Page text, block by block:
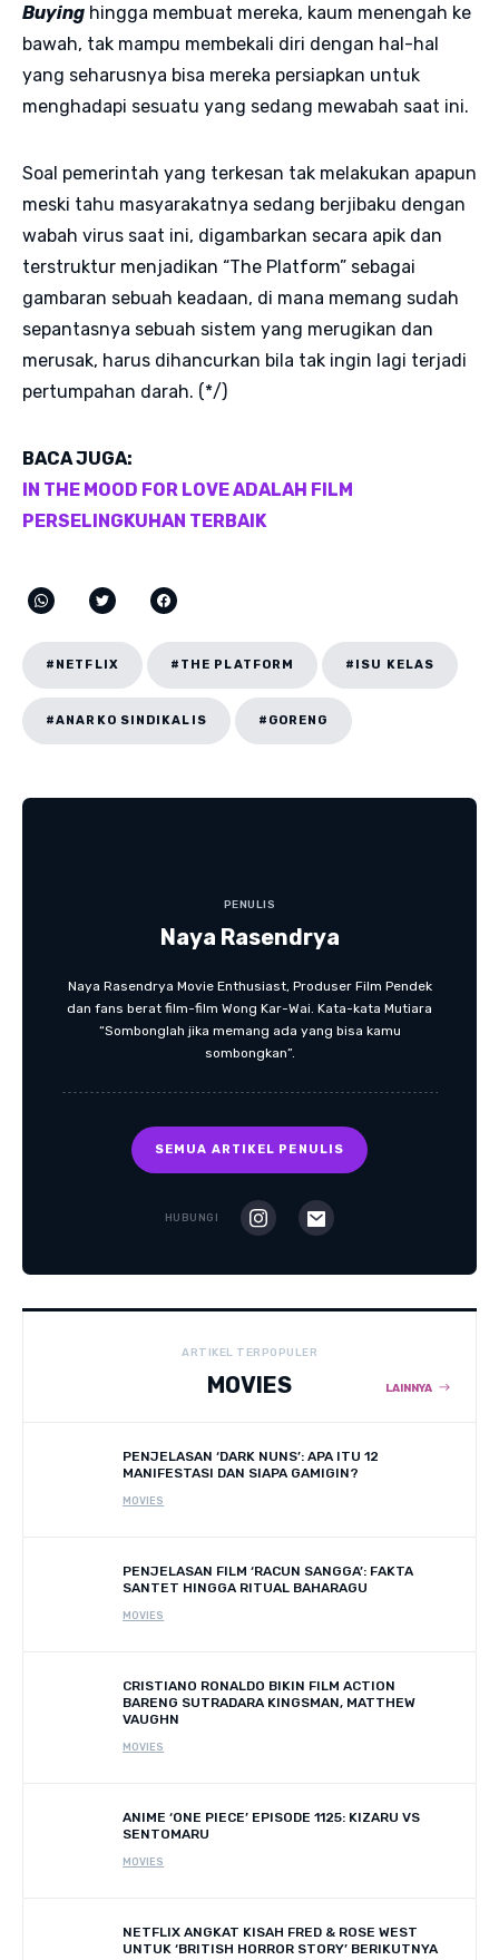
Buying hingga membuat mereka, kaum menengah ke
bawah, tak mampu membekali diri dengan hal-hal
yang seharusnya bisa mereka persiapkan untuk
menghadapi sesuatu yang sedang mewabah saat ini.
Soal pemerintah yang terkesan tak melakukan apapun
meski tahu masyarakatnya sedang berjibaku dengan
wabah virus saat ini, digambarkan secara apik dan
terstruktur menjadikan “The Platform” sebagai
gambaran sebuah keadaan, di mana memang sudah
sepantasnya sebuah sistem yang merugikan dan
merusak, harus dihancurkan bila tak ingin lagi terjadi
pertumpahan darah. (*/)
BACA JUGA:
IN THE MOOD FOR LOVE ADALAH FILM
PERSELINGKUHAN TERBAIK
#NETFLIX #THE PLATFORM #ISU KELAS
#ANARKO SINDIKALIS #GORENG
PENULIS
Naya Rasendrya
Naya Rasendrya Movie Enthusiast, Produser Film Pendek
dan fans berat film-film Wong Kar-Wai. Kata-kata Mutiara
“Sombonglah jika memang ada yang bisa kamu
sombongkan”.
SEMUA ARTIKEL PENULIS
HUBUNGI
ARTIKEL TERPOPULER
MOVIES LAINNYA
PENJELASAN ‘DARK NUNS’: APA ITU 12
MANIFESTASI DAN SIAPA GAMIGIN?
MOVIES
PENJELASAN FILM ‘RACUN SANGGA’: FAKTA
SANTET HINGGA RITUAL BAHARAGU
MOVIES
CRISTIANO RONALDO BIKIN FILM ACTION
BARENG SUTRADARA KINGSMAN, MATTHEW
VAUGHN
MOVIES
ANIME ‘ONE PIECE’ EPISODE 1125: KIZARU VS
SENTOMARU
MOVIES
NETFLIX ANGKAT KISAH FRED & ROSE WEST
UNTUK ‘BRITISH HORROR STORY’ BERIKUTNYA